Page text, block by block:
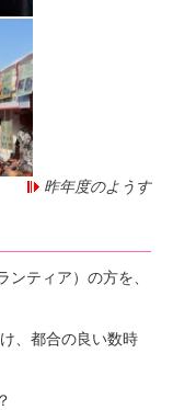
昨年度のようす
ティア）の方を、
、都合の良い数時